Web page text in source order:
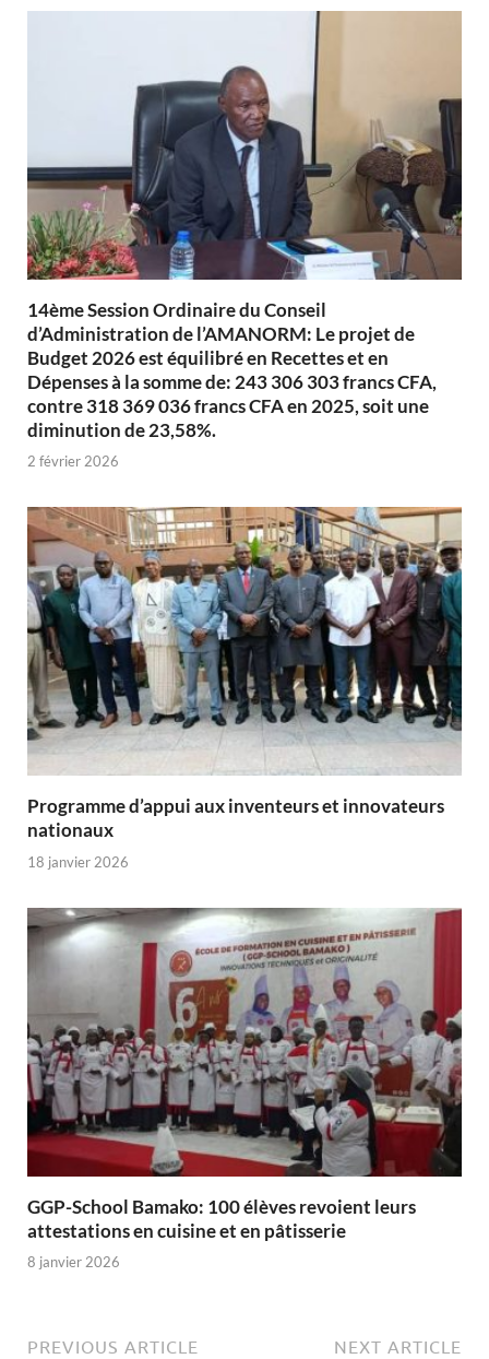
14ème Session Ordinaire du Conseil
d’Administration de l’AMANORM: Le projet de
Budget 2026 est équilibré en Recettes et en
Dépenses à la somme de: 243 306 303 francs CFA,
contre 318 369 036 francs CFA en 2025, soit une
diminution de 23,58%.
2 février 2026
Programme d’appui aux inventeurs et innovateurs
nationaux
18 janvier 2026
GGP-School Bamako: 100 élèves revoient leurs
attestations en cuisine et en pâtisserie
8 janvier 2026
PREVIOUS ARTICLE NEXT ARTICLE